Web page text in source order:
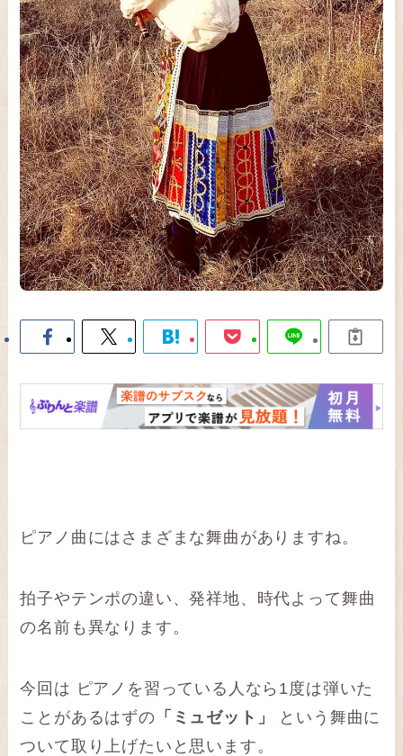
ピアノ曲にはさまざまな舞曲がありますね。
拍子やテンポの違い、発祥地、時代よって舞曲
の名前も異なります。
今回は ピアノを習っている人なら1度は弾いた
ことがあるはずの 「ミュゼット」
という舞曲に
ついて取り上げたいと思います。